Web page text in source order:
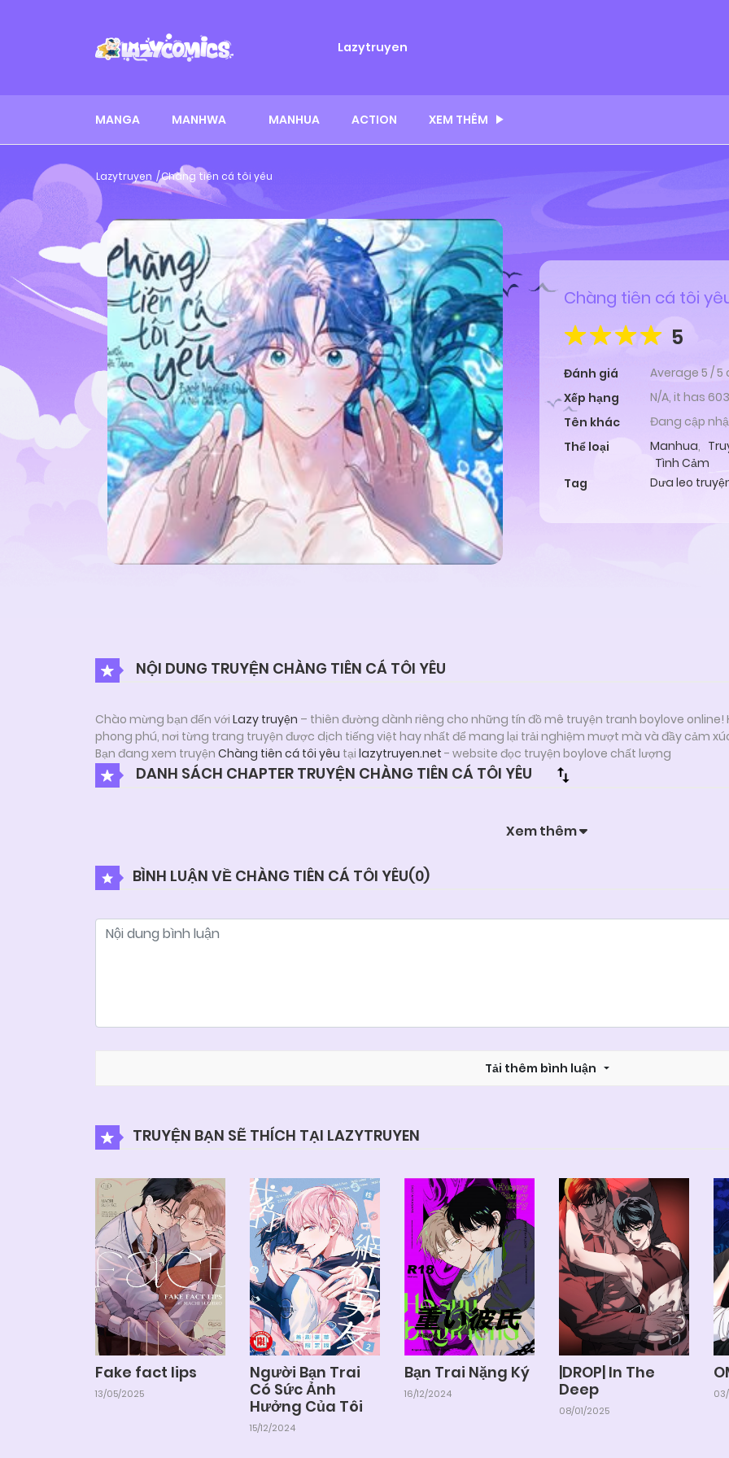
Lazytruyen
MANGA MANHWA MANHUA ACTION XEM THÊM
Lazytruyen Chàng tiên cá tôi yêu
Chàng tiên cá tôi
5
Đánh giá Average 5 /5
Xếp hạng
N/A, it has
Tên khác
Đang cập
Thể loại
Manhua,
Tình Cảm
Tag
Dưa leo
NỘI DUNG TRUYỆN CHÀNG TIÊN CÁ TÔI YÊU
Chào mừng bạn đến với Lazy truyện – thiên đường dành riêng cho những tín đồ mê truyện tranh boylove
phong phú, nơi từng trang truyện được dịch tiếng việt hay nhất để mang lại trải nghiệm mượt mà và đầy cảm
Bạn đang xem truyện Chàng tiên cá tôi yêu tại lazytruyen.net - website đọc truyện boylove chất lượng
DANH SÁCH CHAPTER TRUYỆN CHÀNG TIÊN CÁ TÔI YÊU
Xem thêm
BÌNH LUẬN VỀ CHÀNG TIÊN CÁ TÔI YÊU(0)
Tải thêm bình luận
TRUYỆN BẠN SẼ THÍCH TẠI LAZYTRUYEN
Fake fact lips
13/05/2025
Người Bạn Trai
Có Sức Ảnh
Hưởng Của Tôi
15/12/2024
Bạn Trai Nặng Ký
16/12/2024
|DROP| In The
Deep
08/01/2025